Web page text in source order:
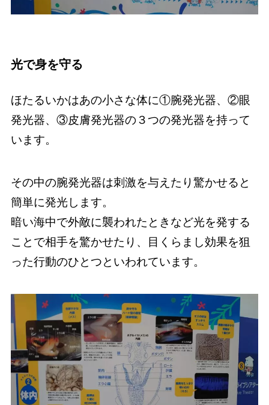
光で身を守る
ほたるいかはあの小さな体に①腕発光器、②眼
発光器、③皮膚発光器の３つの発光器を持って
います。
その中の腕発光器は刺激を与えたり驚かせると
簡単に発光します。
暗い海中で外敵に襲われたときなど光を発する
ことで相手を驚かせたり、目くらまし効果を狙
った行動のひとつといわれています。